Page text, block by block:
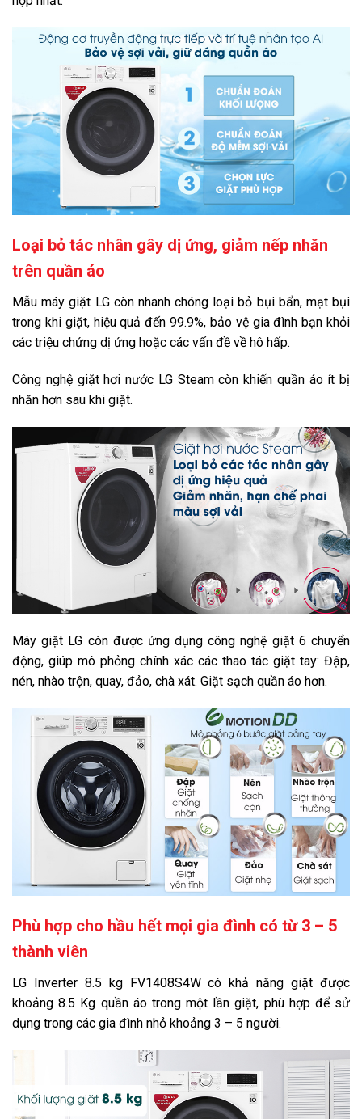
Loại bỏ tác nhân gây dị ứng, giảm nếp nhăn
trên quần áo
Mẫu máy giặt LG còn nhanh chóng loại bỏ bụi bẩn, mạt bụi
trong khi giặt, hiệu quả đến 99.9%, bảo vệ gia đình bạn khỏi
các triệu chứng dị ứng hoặc các vấn đề về hô hấp.
Công nghệ giặt hơi nước LG Steam còn khiến quần áo ít bị
nhăn hơn sau khi giặt.
Máy giặt LG còn được ứng dụng công nghệ giặt 6 chuyển
động, giúp mô phỏng chính xác các thao tác giặt tay: Đập,
nén, nhào trộn, quay, đảo, chà xát. Giặt sạch quần áo hơn.
Phù hợp cho hầu hết mọi gia đình có từ 3 – 5
thành viên
LG Inverter 8.5 kg FV1408S4W có khả năng giặt được
khoảng 8.5 Kg quần áo trong một lần giặt, phù hợp để sử
dụng trong các gia đình nhỏ khoảng 3 – 5 người.